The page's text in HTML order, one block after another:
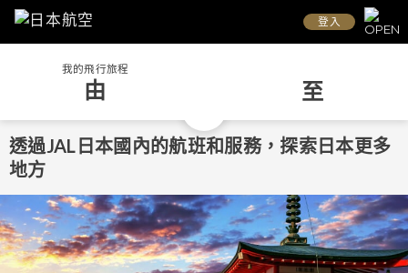
登入
我的飛行旅程
由 至
透過JAL日本國內的航班和服務，探索日本更多
地方